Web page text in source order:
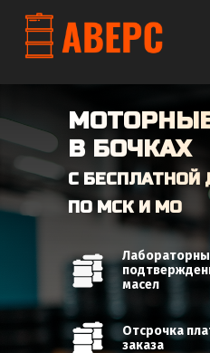
В БОЧКАХ
С БЕСПЛАТНОЙ
ПО МСК И МО
масел
Отсрочка
заказа